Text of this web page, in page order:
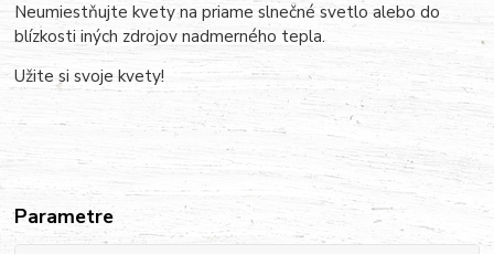
Neumiestňujte kvety na priame slnečné svetlo alebo do
blízkosti iných zdrojov nadmerného tepla.
Užite si svoje kvety!
Parametre